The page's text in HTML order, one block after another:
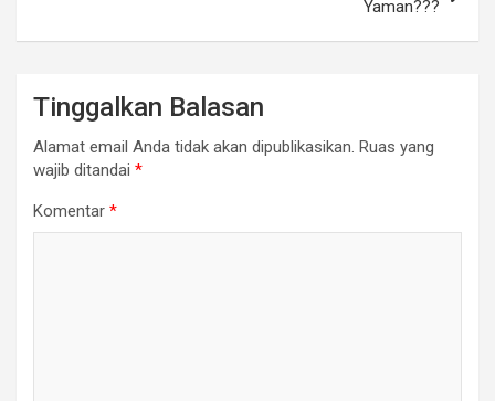
Yaman???
Tinggalkan Balasan
Alamat email Anda tidak akan dipublikasikan. Ruas yang
wajib ditandai *
Komentar *